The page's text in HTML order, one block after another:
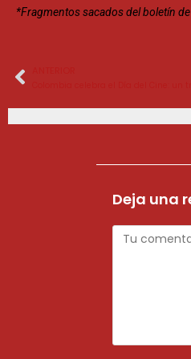
*Fragmentos sacados del boletín
Deja una